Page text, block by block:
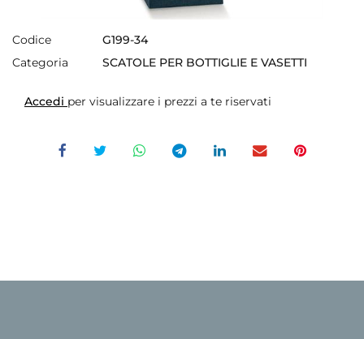
Codice
G199-34
Categoria
SCATOLE PER BOTTIGLIE E VASETTI
Accedi per visualizzare i prezzi a te riservati